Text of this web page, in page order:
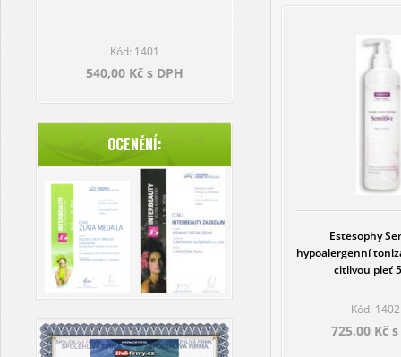
Kód: 1401
540,00 Kč s DPH
OCENĚNÍ:
Estesophy
hypoalergenní
citlivou pleť
Kód:
725,00 Kč